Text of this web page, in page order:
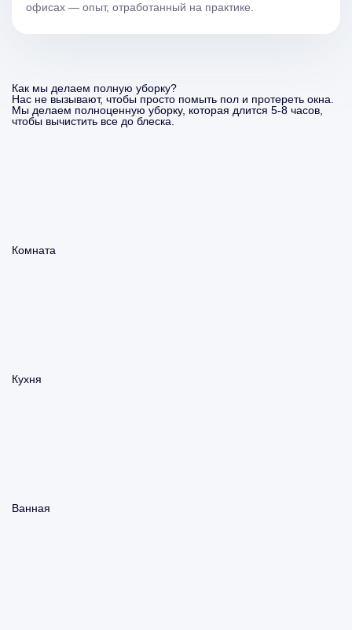
офисах — опыт, отработанный на практике.
Как мы делаем полную уборку?
Нас не вызывают, чтобы просто помыть пол и протереть окна.
Мы делаем полноценную уборку, которая длится 5-8 часов,
чтобы вычистить все до блеска.
Комната
Кухня
Ванная